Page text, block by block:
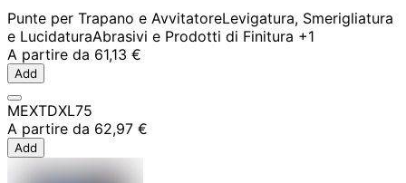
Punte per Trapano e AvvitatoreLevigatura, Smerigliatura
e LucidaturaAbrasivi e Prodotti di Finitura +1
A partire da 61,13 €
Add
MEXTDXL75
A partire da 62,97 €
Add